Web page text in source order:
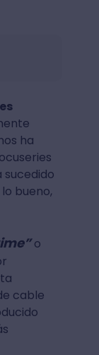
ha
sucedido
bueno,
o
cable